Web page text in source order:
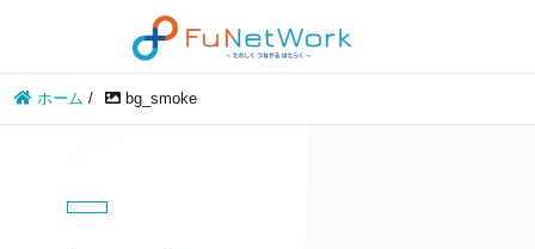
ホーム / bg_smoke